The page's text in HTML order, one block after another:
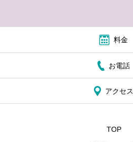
料金
お電話
アクセス
TOP